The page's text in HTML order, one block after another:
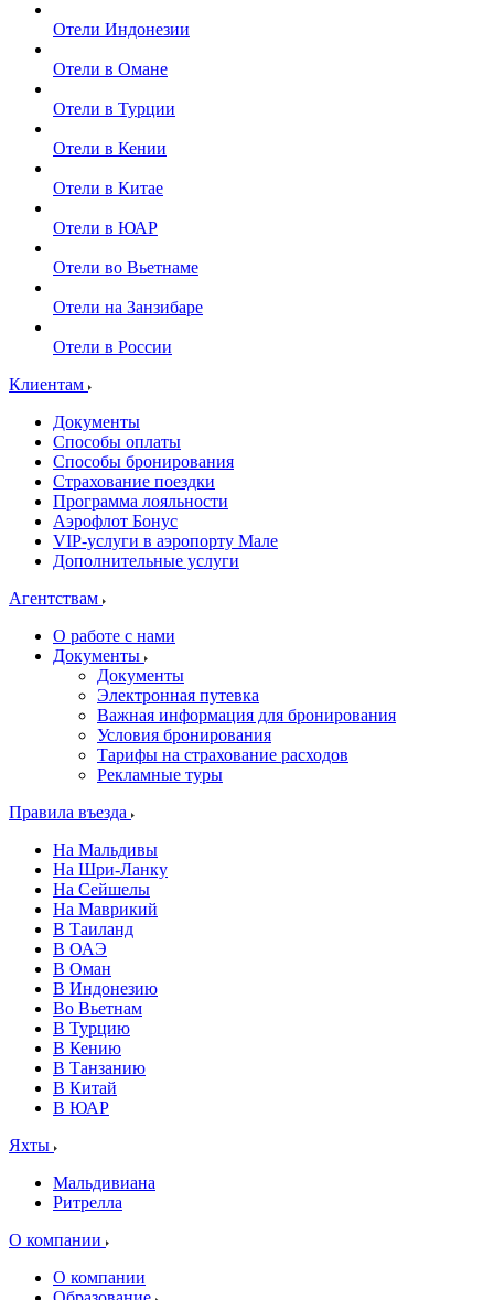
Отели Индонезии
Отели в Омане
Отели в Турции
Отели в Кении
Отели в Китае
Отели в ЮАР
Отели во Вьетнаме
Отели на Занзибаре
Отели в России
Клиентам
Документы
Способы оплаты
Способы бронирования
Страхование поездки
Программа лояльности
Аэрофлот Бонус
VIP-услуги в аэропорту Мале
Дополнительные услуги
Агентствам
О работе с нами
Документы
Документы
Электронная путевка
Важная информация для бронирования
Условия бронирования
Тарифы на страхование расходов
Рекламные туры
Правила въезда
На Мальдивы
На Шри-Ланку
На Сейшелы
На Маврикий
В Таиланд
В ОАЭ
В Оман
В Индонезию
Во Вьетнам
В Турцию
В Кению
В Танзанию
В Китай
В ЮАР
Яхты
Мальдивиана
Ритрелла
О компании
О компании